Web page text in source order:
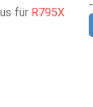
für R795X